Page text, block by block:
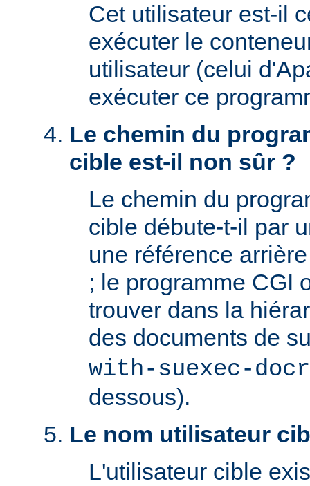
Cet utilisateur est-il
exécuter le
utilisateur (celui
exécuter ce
Le chemin du
cible est-il non sûr ?
Le chemin du
cible débute-t-il par
une référence
; le programme CGI
trouver dans la
des documents de
with-suexec-
dessous).
Le nom utilisateur
L'utilisateur cible